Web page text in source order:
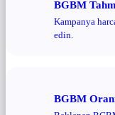
BGBM
Kampanya
edin.
BGBM